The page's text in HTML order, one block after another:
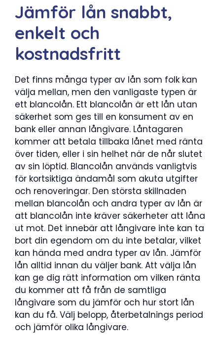
Jämför lån snabbt,
enkelt och
kostnadsfritt
Det finns många typer av lån som folk kan
välja mellan, men den vanligaste typen är
ett blancolån. Ett blancolån är ett lån utan
säkerhet som ges till en konsument av en
bank eller annan långivare. Låntagaren
kommer att betala tillbaka lånet med ränta
över tiden, eller i sin helhet när de når slutet
av sin löptid. Blancolån används vanligtvis
för kortsiktiga ändamål som akuta utgifter
och renoveringar. Den största skillnaden
mellan blancolån och andra typer av lån är
att blancolån inte kräver säkerheter att låna
ut mot. Det innebär att långivare inte kan ta
bort din egendom om du inte betalar, vilket
kan hända med andra typer av lån. Jämför
lån alltid innan du väljer bank. Att välja lån
kan ge dig rätt information om vilken ränta
du kommer att få från de samtliga
långivare som du jämför och hur stort lån
kan du få. Välj belopp, återbetalnings period
och jämför olika långivare.